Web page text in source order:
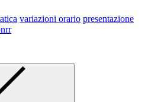
variazioni orario presentazione